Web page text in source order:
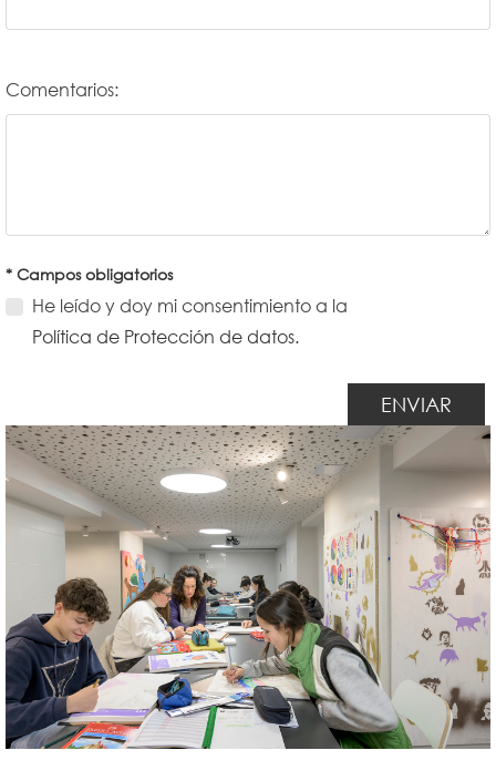
Comentarios:
* Campos obligatorios
He leído y doy mi consentimiento a la
Política de Protección de datos.